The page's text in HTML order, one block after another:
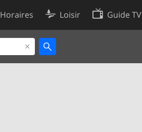
Horaires Loisir Guide TV
Politique en matière de cookies
Préférences de cookies